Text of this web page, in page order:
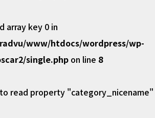
array key 0 in
www/htdocs/wordpress/wp-
single.php on line 8
read property "category_nicename"